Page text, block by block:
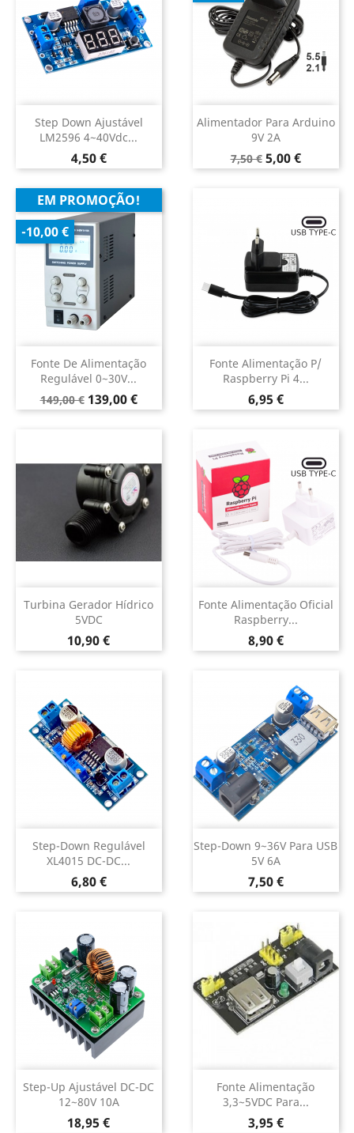
Step Down Ajustável
LM2596 4~40Vdc...
Preço
4,50 €
Alimentador Para Arduino
9V 2A
Preço
normal
7,50 € Preço
5,00 €
Fonte De Alimentação
Regulável 0~30V...
Preço
normal
149,00 € Preço
139,00 €
EM PROMOÇÃO!
-10,00 €
Fonte Alimentação P/
Raspberry Pi 4...
Preço
6,95 €
Turbina Gerador Hídrico
5VDC
Preço
10,90 €
Fonte Alimentação Oficial
Raspberry...
Preço
8,90 €
Step-Down Regulável
XL4015 DC-DC...
Preço
6,80 €
Step-Down 9~36V Para USB
5V 6A
Preço
7,50 €
Step-Up Ajustável DC-DC
12~80V 10A
Preço
18,95 €
Fonte Alimentação
3,3~5VDC Para...
Preço
3,95 €